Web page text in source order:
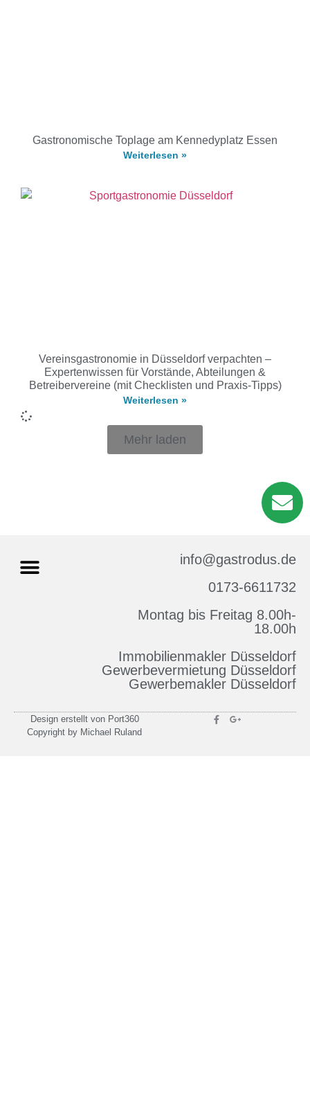
Gastronomische Toplage am Kennedyplatz Essen
Weiterlesen »
Vereinsgastronomie in Düsseldorf verpachten –
Expertenwissen für Vorstände, Abteilungen &
Betreibervereine (mit Checklisten und Praxis-Tipps)
Weiterlesen »
Mehr laden
info@gastrodus.de
0173-6611732
Montag bis Freitag 8.00h-
18.00h
Immobilienmakler Düsseldorf
Gewerbevermietung Düsseldorf
Gewerbemakler Düsseldorf
Design erstellt von Port360
Copyright by Michael Ruland